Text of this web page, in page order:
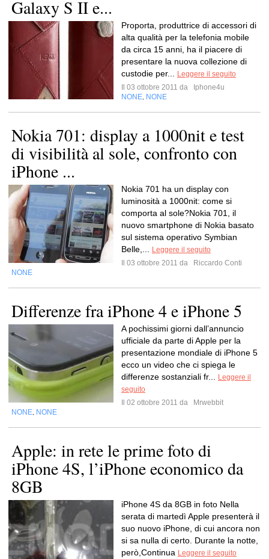
Galaxy S II e...
Proporta, produttrice di accessori di
alta qualità per la telefonia mobile
da circa 15 anni, ha il piacere di
presentare la nuova collezione di
custodie per...
Leggere il seguito
Il 03 ottobre 2011 da
Iphone4u
NONE NONE
Nokia 701: display a 1000nit e test
di visibilità al sole, confronto con
iPhone ...
Nokia 701 ha un display con
luminosità a 1000nit: come si
comporta al sole?Nokia 701, il
nuovo smartphone di Nokia basato
sul sistema operativo Symbian
Belle,...
Leggere il seguito
Il 03 ottobre 2011 da
Riccardo Conti
NONE
Differenze fra iPhone 4 e iPhone 5
A pochissimi giorni dall’annuncio
ufficiale da parte di Apple per la
presentazione mondiale di iPhone 5
ecco un video che ci spiega le
differenze sostanziali fr...
Leggere il
seguito
Il 02 ottobre 2011 da
Mrwebbit
NONE NONE
Apple: in rete le prime foto di
iPhone 4S, l’iPhone economico da
8GB
iPhone 4S da 8GB in foto Nella
serata di martedì Apple presenterà il
suo nuovo iPhone, di cui ancora non
si sa nulla di certo. Durante la notte,
però,Continua Leggere il seguito